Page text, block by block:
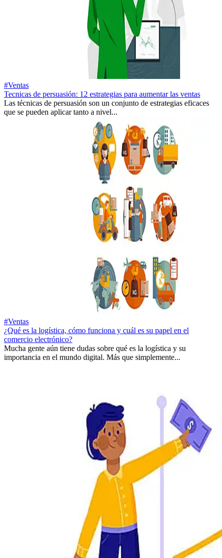
#Ventas
Tecnicas de persuasión: 12 estrategias para aumentar las ventas
Las técnicas de persuasión son un conjunto de estrategias eficaces
que se pueden aplicar tanto a nivel...
#Ventas
¿Qué es la logística, cómo funciona y cuál es su papel en el
comercio electrónico?
Mucha gente aún tiene dudas sobre qué es la logística y su
importancia en el mundo digital. Más que simplemente...